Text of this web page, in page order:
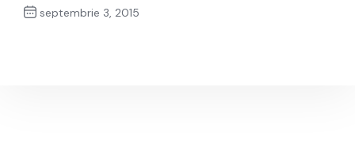
septembrie 3, 2015